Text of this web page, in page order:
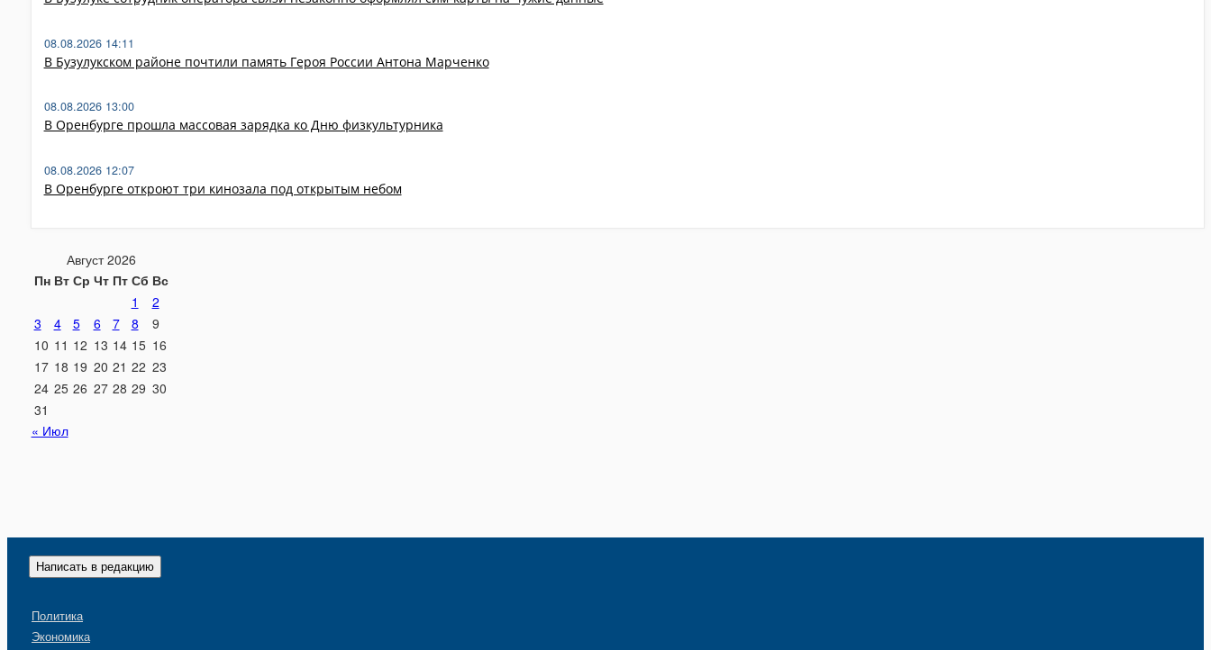
В Бузулукском районе почтили память Героя России Антона Марченко
08.08.2026 14:11
В Оренбурге прошла массовая зарядка ко Дню физкультурника
08.08.2026 13:00
В Оренбурге откроют три кинозала под открытым небом
08.08.2026 12:07
Август 2026
Пн Вт Ср Чт Пт Сб Вс
1
2
3
4 5 6 7 8
9
10 11 12 13 14 15 16
17 18 19 20 21 22 23
24 25 26 27 28 29 30
31
« Июл
Написать в редакцию
Политика
Экономика